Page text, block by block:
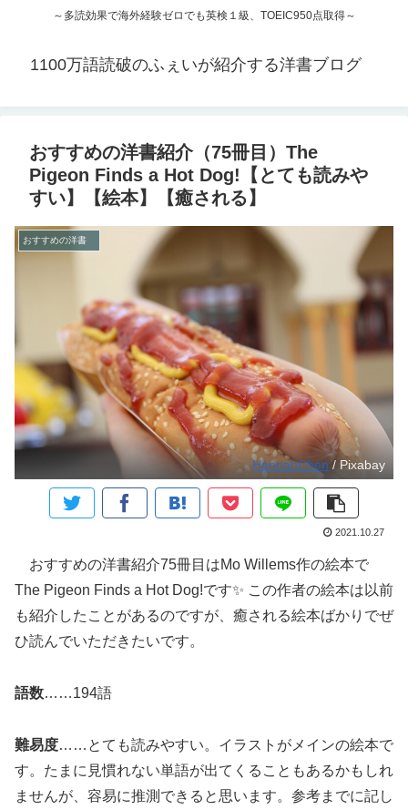
～多読効果で海外経験ゼロでも英検１級、TOEIC950点取得～
1100万語読破のふぇいが紹介する洋書ブログ
おすすめの洋書紹介（75冊目）The
Pigeon Finds a Hot Dog!【とても読みや
すい】【絵本】【癒される】
おすすめの洋書
HannahChen / Pixabay
2021.10.27
おすすめの洋書紹介75冊目はMo Willems作の絵本で
The Pigeon Finds a Hot Dog!です✨ この作者の絵本は以前
も紹介したことがあるのですが、癒される絵本ばかりでぜ
ひ読んでいただきたいです。
語数……194語
難易度……とても読みやすい。イラストがメインの絵本で
す。たまに見慣れない単語が出てくることもあるかもしれ
ませんが、容易に推測できると思います。参考までに記し